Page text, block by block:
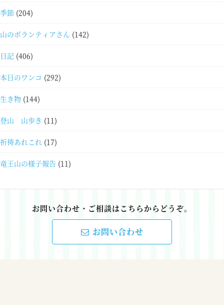
季節 (204)
山のボランティアさん (142)
日記 (406)
本日のワンコ (292)
生き物 (144)
登山 山歩き (11)
祈祷あれこれ (17)
竜王山の様子報告 (11)
お問い合わせ・ご相談はこちらからどうぞ。
お問い合わせ